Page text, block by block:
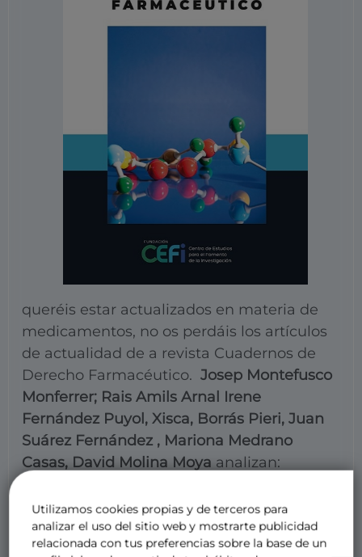
queréis estar actualizados en materia de
medicamentos, no os perdáis los artículos
de actualidad de a revista Cuadernos de
Derecho Farmacéutico. Josep Montefusco
Monferrer; Rais Amils Arnal Irene
Fernández Puyol, Xisca, Borrás Pieri, Juan
Suárez Fernández , Mariona Medrano
Casas, David Molina Moya analizan:
de referencia a favor de la innovación
incremental.
Utilizamos cookies propias y de terceros para
analizar el uso del sitio web y mostrarte publicidad
relacionada con tus preferencias sobre la base de un